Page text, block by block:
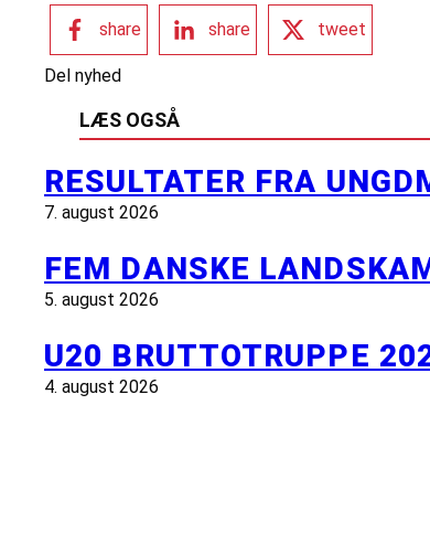
share share tweet
Del nyhed
LÆS OGSÅ
RESULTATER FRA
7. august 2026
FEM DANSKE
5. august 2026
U20 BRUTTOTRUPPE
4. august 2026